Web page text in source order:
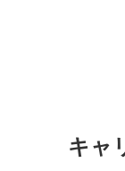
キャ